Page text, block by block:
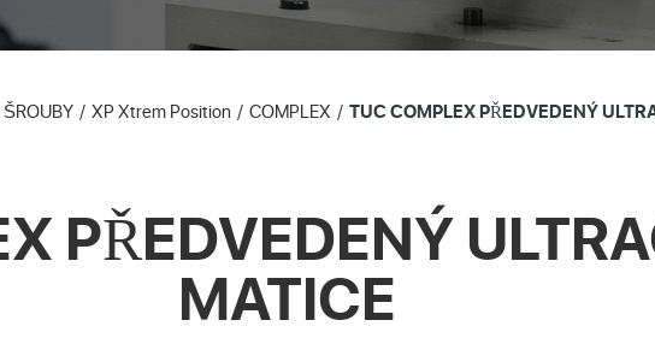
XP Xtrem Position COMPLEX TUC COMPLEX PŘEDVEDENÝ
PŘEDVEDENÝ
MATICE